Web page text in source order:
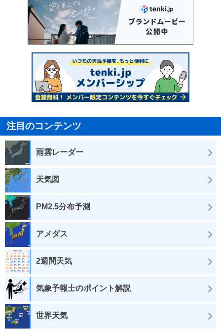
注目のコンテンツ
雨雲レーダー
天気図
PM2.5分布予測
アメダス
2週間天気
気象予報士のポイント解説
世界天気